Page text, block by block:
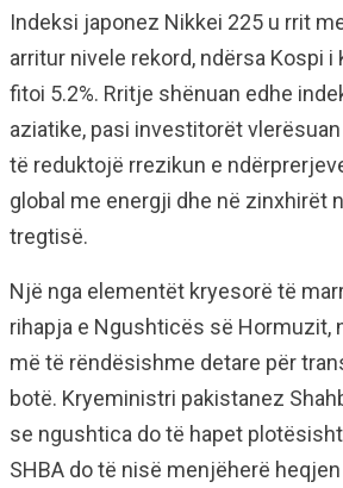
Indeksi japonez Nikkei 225 u rrit
arritur nivele rekord, ndërsa Kospi
fitoi 5.2%. Rritje shënuan edhe
aziatike, pasi investitorët
të reduktojë rrezikun e
global me energji dhe në zinxhirët
tregtisë.
Një nga elementët kryesorë të
rihapja e Ngushticës së Hormuzit,
më të rëndësishme detare për
botë. Kryeministri pakistanez
se ngushtica do të hapet
SHBA do të nisë menjëherë